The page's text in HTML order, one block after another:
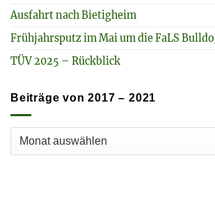
Ausfahrt nach Bietigheim
Frühjahrsputz im Mai um die FaLS
TÜV 2025 – Rückblick
Beiträge von 2017 – 2021
Beiträge
von
2017
–